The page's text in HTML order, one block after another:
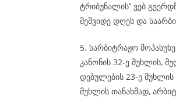
ტრიბუნალის’’ ვებ
მეშვიდე დღეს და
5. სარბიტრაჟო
კანონის 32-ე მუხლის,
დებულების 23-ე
მუხლის თანახმად,